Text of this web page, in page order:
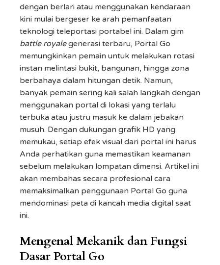
dengan berlari atau menggunakan kendaraan
kini mulai bergeser ke arah pemanfaatan
teknologi teleportasi portabel ini. Dalam gim
battle royalegenerasi terbaru, Portal Go
memungkinkan pemain untuk melakukan rotasi
instan melintasi bukit, bangunan, hingga zona
berbahaya dalam hitungan detik. Namun,
banyak pemain sering kali salah langkah dengan
menggunakan portal di lokasi yang terlalu
terbuka atau justru masuk ke dalam jebakan
musuh. Dengan dukungan grafik HD yang
memukau, setiap efek visual dari portal ini harus
Anda perhatikan guna memastikan keamanan
sebelum melakukan lompatan dimensi. Artikel ini
akan membahas secara profesional cara
memaksimalkan penggunaan Portal Go guna
mendominasi peta di kancah media digital saat
ini.
Mengenal Mekanik dan Fungsi
Dasar Portal Go